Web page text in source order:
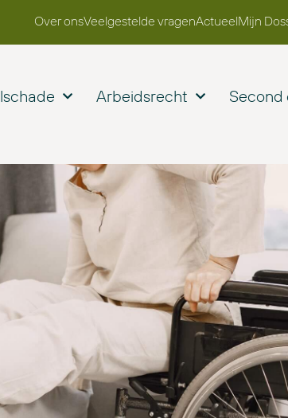
Over onsVeelgestelde vragenActueelMijn
Arbeidsrecht Second